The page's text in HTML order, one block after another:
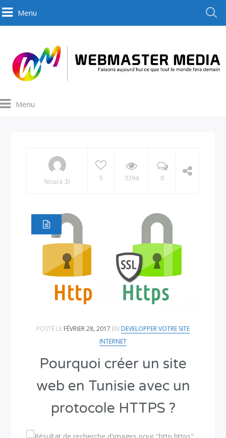
Menu
Menu
Noura .D 5 3394 0
POSTÉ LE FÉVRIER 28, 2017 EN DEVELOPPER VOTRE SITE
INTERNET
Pourquoi créer un site
web en Tunisie avec un
protocole HTTPS ?